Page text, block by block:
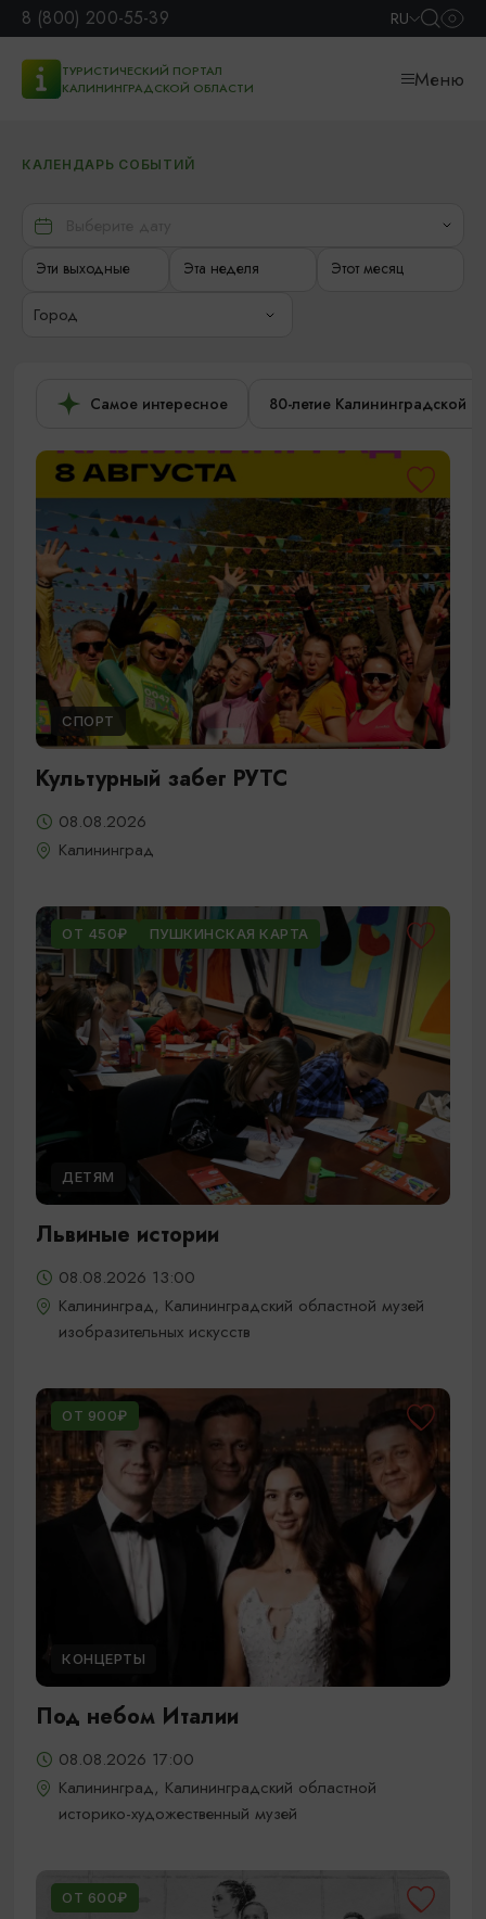
8 (800) 200-55-39 RU
ТУРИСТИЧЕСКИЙ ПОРТАЛ
КАЛИНИНГРАДСКОЙ ОБЛАСТИ
Меню
КАЛЕНДАРЬ СОБЫТИЙ
Эти выходные Эта неделя Этот месяц
Город
Самое интересное 80-летие Калининградской
СПОРТ
Культурный забег РУТС
08.08.2026
Калининград
ОТ 450₽ ПУШКИНСКАЯ КАРТА
ДЕТЯМ
Львиные истории
08.08.2026 13:00
Калининград, Калининградский областной музей
изобразительных искусств
ОТ 900₽
КОНЦЕРТЫ
Под небом Италии
08.08.2026 17:00
Калининград, Калининградский областной
историко-художественный музей
ОТ 600₽